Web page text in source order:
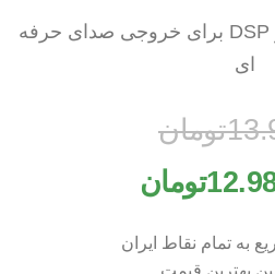
اکولایزر و قابلیت ASP و DSP برای خروجی صدای حرفه
ای
تومان
تومان
به تمام نقاط ایران
بهترین قیمت